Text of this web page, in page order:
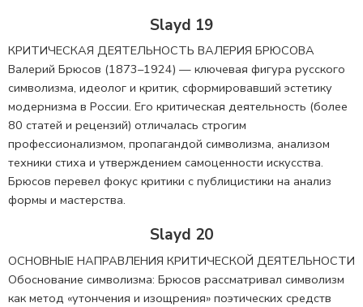
Slayd 19
КРИТИЧЕСКАЯ ДЕЯТЕЛЬНОСТЬ ВАЛЕРИЯ БРЮСОВА
Валерий Брюсов (1873–1924) — ключевая фигура русского
символизма, идеолог и критик, сформировавший эстетику
модернизма в России. Его критическая деятельность (более
80 статей и рецензий) отличалась строгим
профессионализмом, пропагандой символизма, анализом
техники стиха и утверждением самоценности искусства.
Брюсов перевел фокус критики с публицистики на анализ
формы и мастерства.
Slayd 20
ОСНОВНЫЕ НАПРАВЛЕНИЯ КРИТИЧЕСКОЙ ДЕЯТЕЛЬНОСТИ
Обоснование символизма: Брюсов рассматривал символизм
как метод «утончения и изощрения» поэтических средств